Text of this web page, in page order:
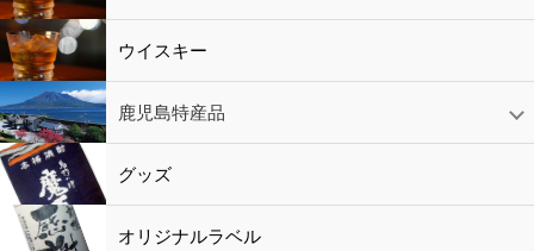
ウイスキー
鹿児島特産品
黒酢・酢
水
鹿児島特産品
おつまみ グッズ
オリジナルラベル